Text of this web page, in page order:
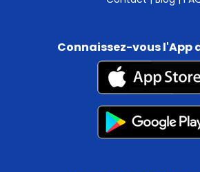
Connaissez-vous l'App